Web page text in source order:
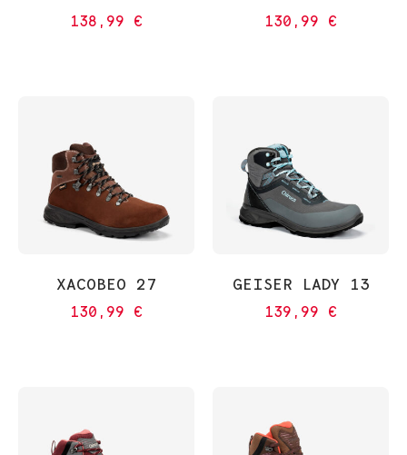
138,99 € 130,99 €
XACOBEO 27
130,99 €
GEISER LADY 13
139,99 €